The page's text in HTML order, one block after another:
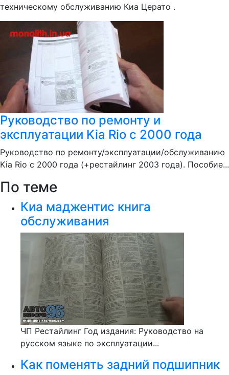
техническому обслуживанию Киа Церато .
Руководство по ремонту и
эксплуатации Kia Rio с 2000 года
Руководство по ремонту/эксплуатации/обслуживанию
Kia Rio с 2000 года (+рестайлинг 2003 года). Пособие...
По теме
Киа маджентис книга
обслуживания
ЧП Рестайлинг Год издания: Руководство на
русском языке по эксплуатации...
Как поменять задний подшипник